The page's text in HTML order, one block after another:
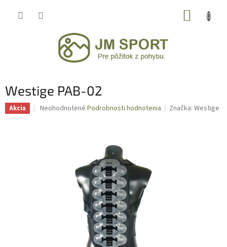
Westige PAB-02
Akcia
Priemerné
hviezdičiek.
Neohodnotené Podrobnosti hodnotenia Značka:Westige